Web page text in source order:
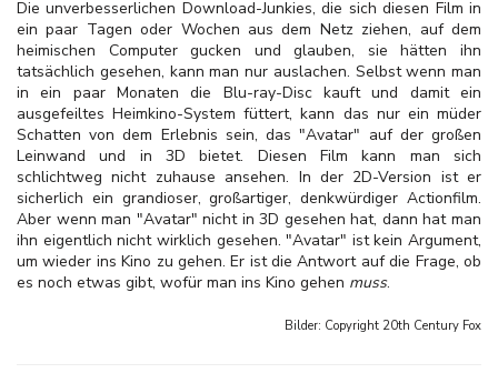
Die unverbesserlichen Download-Junkies, die sich diesen Film in
ein paar Tagen oder Wochen aus dem Netz ziehen, auf dem
heimischen Computer gucken und glauben, sie hätten ihn
tatsächlich gesehen, kann man nur auslachen. Selbst wenn man
in ein paar Monaten die Blu-ray-Disc kauft und damit ein
ausgefeiltes Heimkino-System füttert, kann das nur ein müder
Schatten von dem Erlebnis sein, das "Avatar" auf der großen
Leinwand und in 3D bietet. Diesen Film kann man sich
schlichtweg nicht zuhause ansehen. In der 2D-Version ist er
sicherlich ein grandioser, großartiger, denkwürdiger Actionfilm.
Aber wenn man "Avatar" nicht in 3D gesehen hat, dann hat man
ihn eigentlich nicht wirklich gesehen. "Avatar" ist kein Argument,
um wieder ins Kino zu gehen. Er ist die Antwort auf die Frage, ob
es noch etwas gibt, wofür man ins Kino gehen muss.
Bilder: Copyright 20th Century Fox